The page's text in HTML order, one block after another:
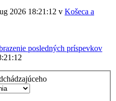
2026 18:21:12 v Košeca a